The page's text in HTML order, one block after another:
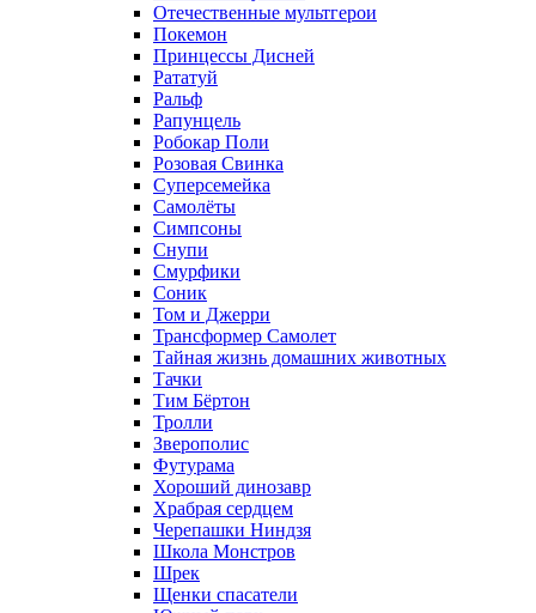
Отечественные мультгерои
Покемон
Принцессы Дисней
Рататуй
Ральф
Рапунцель
Робокар Поли
Розовая Свинка
Суперсемейка
Самолёты
Симпсоны
Снупи
Смурфики
Соник
Том и Джерри
Трансформер Самолет
Тайная жизнь домашних животных
Тачки
Тим Бёртон
Тролли
Зверополис
Футурама
Хороший динозавр
Храбрая сердцем
Черепашки Ниндзя
Школа Монстров
Шрек
Щенки спасатели